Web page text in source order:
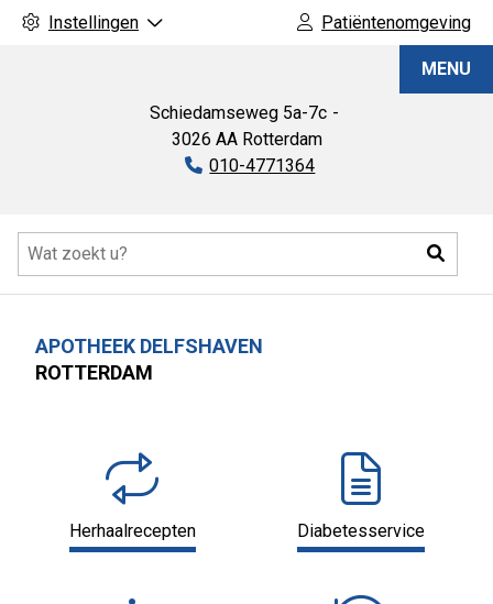
Instellingen Patiëntenomgeving
Schiedamseweg 5a-7c
3026 AA Rotterdam
Tel:
010-4771364
MENU
APOTHEEK DELFSHAVEN
ROTTERDAM
Herhaalrecepten Diabetesservice